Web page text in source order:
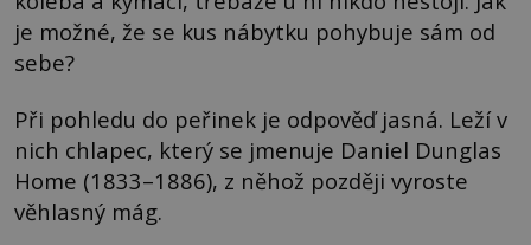
je možné, že se kus nábytku pohybuje sám od
sebe?
Při pohledu do peřinek je odpověď jasná. Leží v
nich chlapec, který se jmenuje Daniel Dunglas
Home (1833–1886), z něhož později vyroste
věhlasný mág.